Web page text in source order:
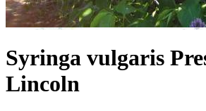
Syringa vulgaris
Lincoln